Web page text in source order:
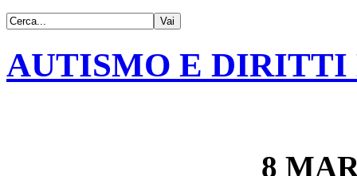
AUTISMO E
8